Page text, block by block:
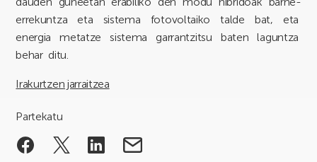
errekuntza eta sistema fotovoltaiko talde bat, eta
energia metatze sistema garrantzitsu baten laguntza
behar ditu.
Irakurtzen jarraitzea
Partekatu